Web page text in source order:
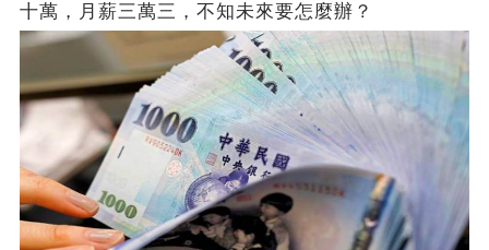
十萬，月薪三萬三，不知未來要怎麼辦？